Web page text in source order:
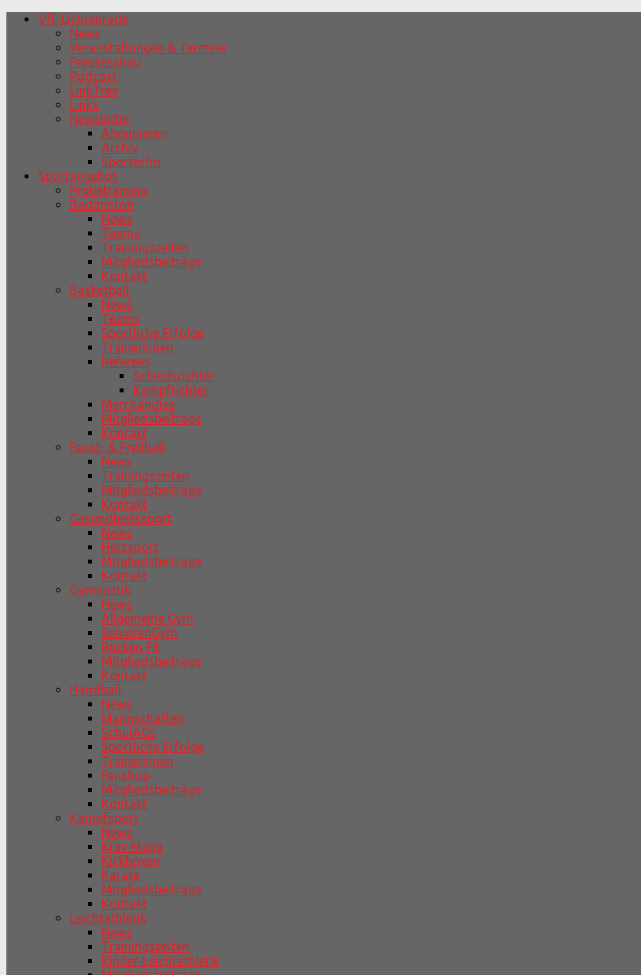
VfL Lichtenrade
News
Veranstaltungen & Termine
Presseschau
Podcast
LinkTree
Links
Newsletter
Abonnieren
Archiv
Sportecho
Sportangebot
Probetraining
Badminton
News
Teams
Trainingszeiten
Mitgliedsbeiträge
Kontakt
Basketball
News
Teams
Sportliche Erfolge
TrainerInnen
Referees
Schiedsrichter
Kampfrichter
Merchandise
Mitgliedsbeiträge
Kontakt
Faust- & Prellball
News
Trainingszeiten
Mitgliedsbeiträge
Kontakt
Gesundheitssport
News
Herzsport
Mitgliedsbeiträge
Kontakt
Gymnastik
News
Allgemeine Gym
SeniorenGym
Rücken Fit
Mitgliedsbeiträge
Kontakt
Handball
News
Mannschaften
SchulAGs
Sportliche Erfolge
TrainerInnen
Fanshop
Mitgliedsbeiträge
Kontakt
Kampfsport
News
Krav Maga
Kickboxen
Karate
Mitgliedsbeiträge
Kontakt
Leichtathletik
News
Trainingszeiten
Kinder-Leichtathletik